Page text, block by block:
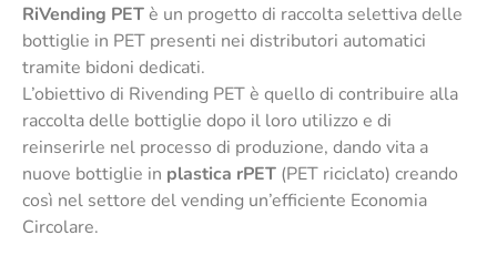
RiVending PETè un progetto di raccolta selettiva delle
bottiglie in PET presenti nei distributori automatici
tramite bidoni dedicati.
L’obiettivo di Rivending PET è quello di contribuire alla
raccolta delle bottiglie dopo il loro utilizzo e di
reinserirle nel processo di produzione, dando vita a
nuove bottiglie in plastica rPET (PET riciclato) creando
così nel settore del vending un’efficiente Economia
Circolare.